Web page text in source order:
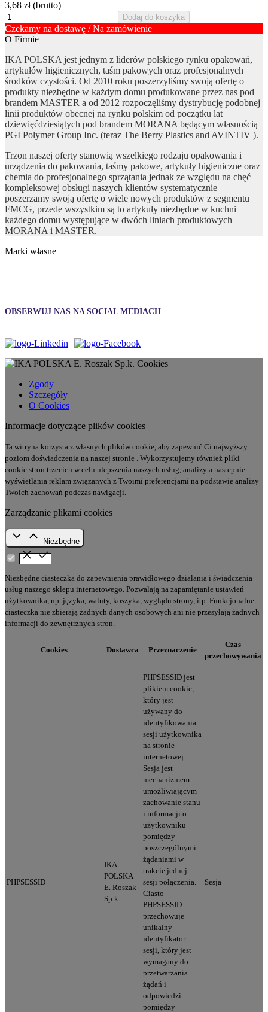
3,68 zł (brutto)
Dodaj do koszyka
Czekamy na dostawę / Na zamówienie
O Firmie
IKA POLSKA jest jednym z liderów polskiego rynku opakowań,
artykułów higienicznych, taśm pakowych oraz profesjonalnych
środków czystości. Od 2010 roku poszerzyliśmy swoją ofertę o
produkty niezbędne w każdym domu produkowane przez nas pod
brandem MASTER a od 2012 rozpoczęliśmy dystrybucję podobnej
linii produktów obecnej na rynku polskim od początku lat
dziewięćdziesiątych pod brandem MORANA będącym własnością
PGI Polymer Group Inc. (teraz The Berry Plastics and AVINTIV ).
Trzon naszej oferty stanowią wszelkiego rodzaju opakowania i
urządzenia do pakowania, taśmy pakowe, artykuły higieniczne oraz
chemia do profesjonalnego sprzątania jednak ze względu na chęć
kompleksowej obsługi naszych klientów systematycznie
poszerzamy swoją ofertę o wiele nowych produktów z segmentu
FMCG, przede wszystkim są to artykuły niezbędne w kuchni
każdego domu występujące w dwóch liniach produktowych –
MORANA i MASTER.
Marki własne
OBSERWUJ NAS NA SOCIAL MEDIACH
Cookies
Zgody
Szczegóły
O Cookies
Informacje dotyczące plików cookies
Ta witryna korzysta z własnych plików cookie, aby zapewnić Ci najwyższy
poziom doświadczenia na naszej stronie . Wykorzystujemy również pliki
cookie stron trzecich w celu ulepszenia naszych usług, analizy a nastepnie
wyświetlania reklam związanych z Twoimi preferencjami na podstawie analizy
Twoich zachowań podczas nawigacji.
Zarządzanie plikami cookies
Niezbędne
Niezbędne ciasteczka do zapewnienia prawidłowego działania i świadczenia
usług naszego sklepu internetowego. Pozwalają na zapamiętanie ustawień
użytkownika, np. języka, waluty, koszyka, wyglądu strony, itp. Funkcjonalne
ciasteczka nie zbierają żadnych danych osobowych ani nie przesyłają żadnych
informacji do zewnętrznych stron.
Cookies Dostawca Przeznaczenie
Czas
przechowywania
PHPSESSID
IKA
POLSKA
E. Roszak
Sp.k.
PHPSESSID jest
plikiem cookie,
który jest
używany do
identyfikowania
sesji użytkownika
na stronie
internetowej.
Sesja jest
mechanizmem
umożliwiającym
zachowanie stanu
i informacji o
użytkowniku
pomiędzy
poszczególnymi
żądaniami w
trakcie jednej
sesji połączenia.
Ciasto
PHPSESSID
przechowuje
unikalny
identyfikator
sesji, który jest
wymagany do
przetwarzania
żądań i
odpowiedzi
pomiędzy
Sesja